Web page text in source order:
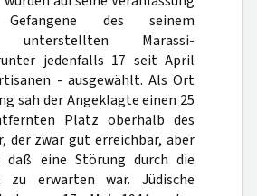
des seinem
unterstellten Marassi-
jedenfalls 17 seit April
- ausgewählt. Als Ort
sah der Angeklagte einen 25
Platz oberhalb des
der zwar gut erreichbar, aber
daß eine Störung durch die
zu erwarten war. Jüdische